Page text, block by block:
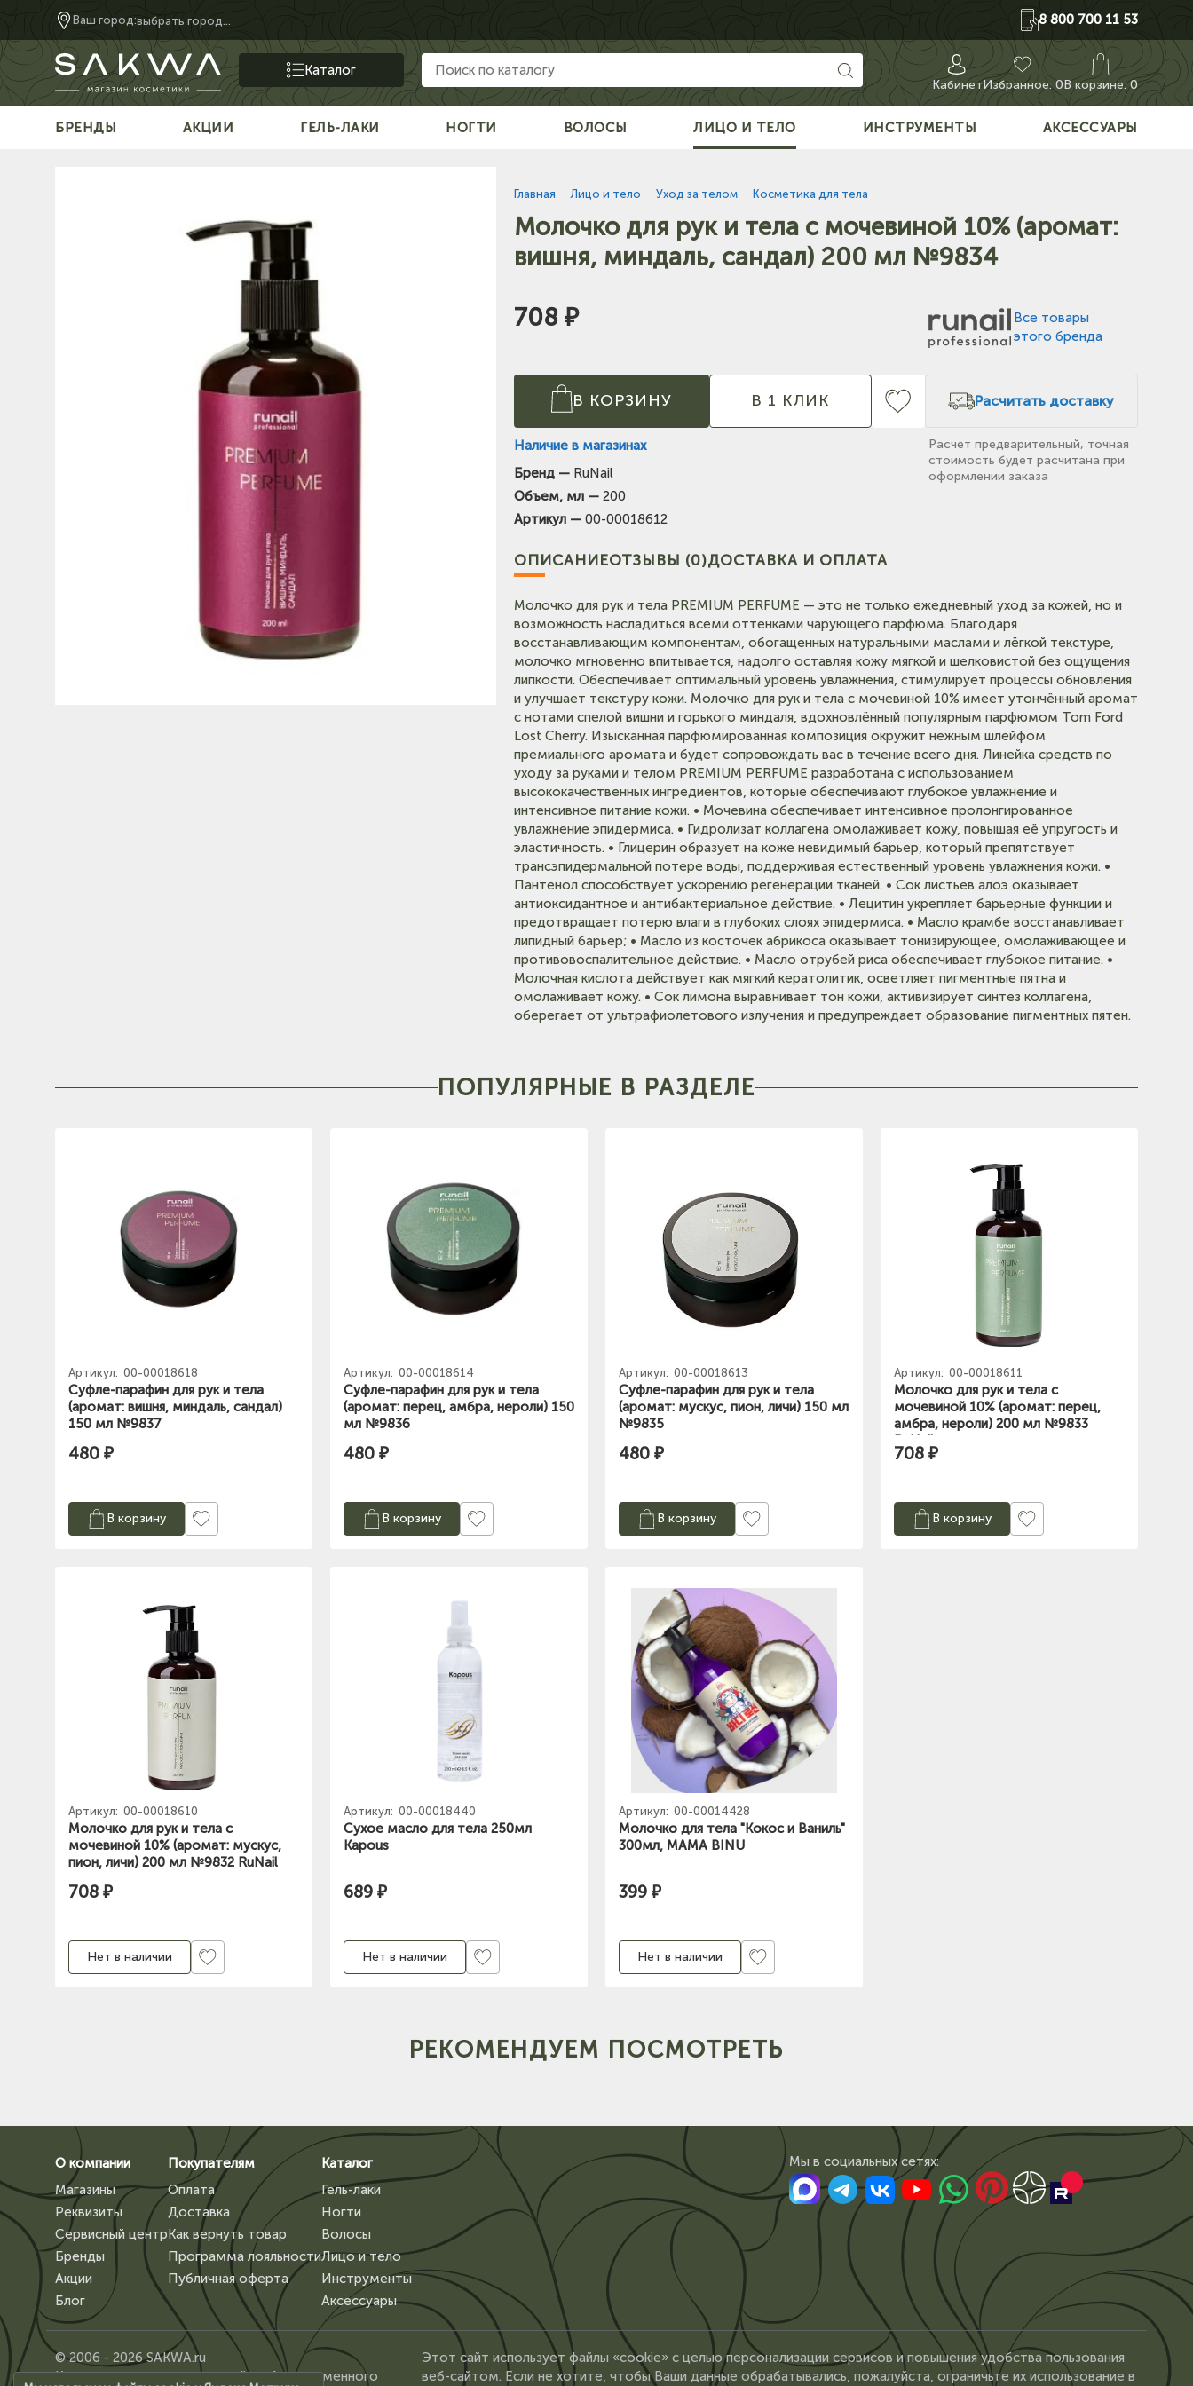
Ваш город:выбрать город... 8 800 700 11 53
Каталог
КабинетИзбранное:0В корзине: 0
БРЕНДЫ АКЦИИ ГЕЛЬ-ЛАКИ НОГТИ ВОЛОСЫ ЛИЦО И ТЕЛО ИНСТРУМЕНТЫ АКСЕССУАРЫ
Главная Лицо и тело Уход за телом Косметика для тела
Молочко для рук и тела с мочевиной 10% (аромат:
вишня, миндаль, сандал) 200 мл №9834
708 ₽
Все товары
этого бренда
В КОРЗИНУ В 1 КЛИК Расчитать доставку
Наличие в магазинах
Тел: +7-903-947-7028
карте)
Тел: +7-964-603-4984
(на карте)
Тел: +7-903-947-9492
(на карте)
Тел: +7-3852-721-001
(на карте)
Тел: +7-960-965-6706
(на карте)
Тел: +7-960-956-9598
Бренд — RuNail
Объем, мл — 200
Артикул — 00-00018612
Расчет предварительный, точная
стоимость будет расчитана при
оформлении заказа
ОПИСАНИЕОТЗЫВЫ (0)ДОСТАВКА И ОПЛАТА
Молочко для рук и тела PREMIUM PERFUME — это не только ежедневный уход за кожей, но и
возможность насладиться всеми оттенками чарующего парфюма. Благодаря
восстанавливающим компонентам, обогащенных натуральными маслами и лёгкой текстуре,
молочко мгновенно впитывается, надолго оставляя кожу мягкой и шелковистой без ощущения
липкости. Обеспечивает оптимальный уровень увлажнения, стимулирует процессы обновления
и улучшает текстуру кожи. Молочко для рук и тела с мочевиной 10% имеет утончённый аромат
с нотами спелой вишни и горького миндаля, вдохновлённый популярным парфюмом Tom Ford
Lost Cherry. Изысканная парфюмированная композиция окружит нежным шлейфом
премиального аромата и будет сопровождать вас в течение всего дня. Линейка средств по
уходу за руками и телом PREMIUM PERFUME разработана с использованием
высококачественных ингредиентов, которые обеспечивают глубокое увлажнение и
интенсивное питание кожи. • Мочевина обеспечивает интенсивное пролонгированное
увлажнение эпидермиса. • Гидролизат коллагена омолаживает кожу, повышая её упругость и
эластичность. • Глицерин образует на коже невидимый барьер, который препятствует
трансэпидермальной потере воды, поддерживая естественный уровень увлажнения кожи. •
Пантенол способствует ускорению регенерации тканей. • Сок листьев алоэ оказывает
антиоксидантное и антибактериальное действие. • Лецитин укрепляет барьерные функции и
предотвращает потерю влаги в глубоких слоях эпидермиса. • Масло крамбе восстанавливает
липидный барьер; • Масло из косточек абрикоса оказывает тонизирующее, омолаживающее и
противовоспалительное действие. • Масло отрубей риса обеспечивает глубокое питание. •
Молочная кислота действует как мягкий кератолитик, осветляет пигментные пятна и
омолаживает кожу. • Сок лимона выравнивает тон кожи, активизирует синтез коллагена,
оберегает от ультрафиолетового излучения и предупреждает образование пигментных пятен.
ПОПУЛЯРНЫЕ В РАЗДЕЛЕ
Артикул: 00-00018618
Суфле-парафин для рук и тела
(аромат: вишня, миндаль, сандал)
150 мл №9837
480 ₽
В корзину
Артикул: 00-00018614
Суфле-парафин для рук и тела
(аромат: перец, амбра, нероли) 150
мл №9836
480 ₽
В корзину
Артикул: 00-00018613
Суфле-парафин для рук и тела
(аромат: мускус, пион, личи) 150 мл
№9835
480 ₽
В корзину
Артикул: 00-00018611
Молочко для рук и тела с
мочевиной 10% (аромат: перец,
амбра, нероли) 200 мл №9833
RuNail
708 ₽
В корзину
Артикул: 00-00018610
Молочко для рук и тела с
мочевиной 10% (аромат: мускус,
пион, личи) 200 мл №9832 RuNail
708 ₽
Нет в наличии
Артикул: 00-00018440
Сухое масло для тела 250мл
Kapous
689 ₽
Нет в наличии
Артикул: 00-00014428
Молочко для тела "Кокос и Ваниль"
300мл, MAMA BINU
399 ₽
Нет в наличии
РЕКОМЕНДУЕМ ПОСМОТРЕТЬ
О компании
Магазины
Реквизиты
Сервисный центр
Бренды
Акции
Блог
Покупателям
Оплата
Доставка
Как вернуть товар
Программа лояльности
Публичная оферта
Каталог
Гель-лаки
Ногти
Волосы
Лицо и тело
Инструменты
Аксессуары
Мы в сoциальных сетях:
© 2006 - 2026 SAKWA.ru
Копирование материалов сайта, без письменного
Этот сайт использует файлы «cookie» с целью персонализации сервисов и повышения удобства пользования
веб-сайтом. Если не хотите, чтобы Ваши данные обрабатывались, пожалуйста, ограничьте их использование в